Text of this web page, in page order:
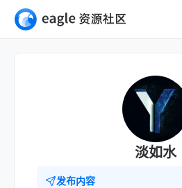
淡如水
发布内容